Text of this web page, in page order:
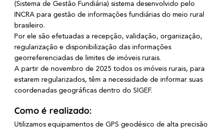
(Sistema de Gestão Fundiária) sistema desenvolvido pelo
INCRA para gestão de informações fundiárias do meio rural
brasileiro.
Por ele são efetuadas a recepção, validação, organização,
regularização e disponibilização das informações
georreferenciadas de limites de imóveis rurais.
A partir de novembro de 2025 todos os imóveis rurais, para
estarem regularizados, têm a necessidade de informar suas
coordenadas geográficas dentro do SIGEF.
Como é realizado:
Utilizamos equipamentos de GPS geodésico de alta precisão